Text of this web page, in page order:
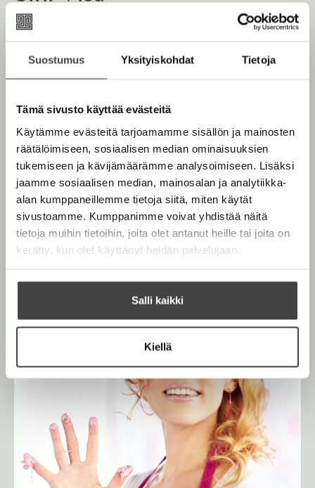
Suostumus Yksityiskohdat Tietoja
Tämä sivusto käyttää evästeitä
Käytämme evästeitä tarjoamamme sisällön ja mainosten
räätälöimiseen, sosiaalisen median ominaisuuksien
tukemiseen ja kävijämäärämme analysoimiseen. Lisäksi
jaamme sosiaalisen median, mainosalan ja analytiikka-
alan kumppaneillemme tietoja siitä, miten käytät
sivustoamme. Kumppanimme voivat yhdistää näitä
tietoja muihin tietoihin, joita olet antanut heille tai joita on
kerätty, kun olet käyttänyt heidän palvelujaan.
Salli kaikki
Kiellä
Sini Visa on luotsannut suosittua Kinuskikissa-
ensimmäinen kirjansaKinuskikissa leipoo – Tervetuloa
idearikkaudesta, selkeästä ohjeistuksesta ja hyvästä
Lue lisää tekijästä
S
i
n
i
V
i
s
a